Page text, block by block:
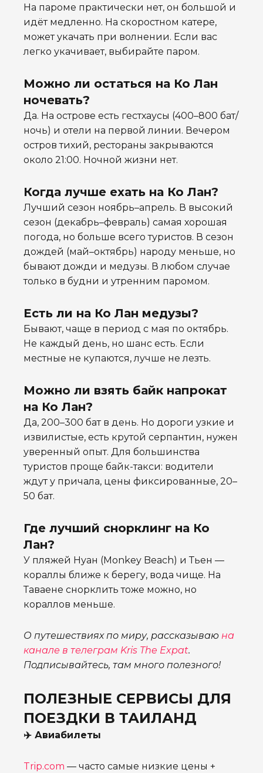
На пароме практически нет, он большой и
идёт медленно. На скоростном катере,
может укачать при волнении. Если вас
легко укачивает, выбирайте паром.
Можно ли остаться на Ко Лан
ночевать?
Да. На острове есть гестхаусы (400–800 бат/
ночь) и отели на первой линии. Вечером
остров тихий, рестораны закрываются
около 21:00. Ночной жизни нет.
Когда лучше ехать на Ко Лан?
Лучший сезон ноябрь–апрель. В высокий
сезон (декабрь–февраль) самая хорошая
погода, но больше всего туристов. В сезон
дождей (май–октябрь) народу меньше, но
бывают дожди и медузы. В любом случае
только в будни и утренним паромом.
Есть ли на Ко Лан медузы?
Бывают, чаще в период с мая по октябрь.
Не каждый день, но шанс есть. Если
местные не купаются, лучше не лезть.
Можно ли взять байк напрокат
на Ко Лан?
Да, 200–300 бат в день. Но дороги узкие и
извилистые, есть крутой серпантин, нужен
уверенный опыт. Для большинства
туристов проще байк-такси: водители
ждут у причала, цены фиксированные, 20–
50 бат.
Где лучший снорклинг на Ко
Лан?
У пляжей Нуан (Monkey Beach) и Тьен —
кораллы ближе к берегу, вода чище. На
Таваене снорклить тоже можно, но
кораллов меньше.
О путешествиях по миру, рассказываю на
канале в телеграм Kris The Expat.
Подписывайтесь, там много полезного!
ПОЛЕЗНЫЕ СЕРВИСЫ ДЛЯ
ПОЕЗДКИ В ТАИЛАНД
✈️ Авиабилеты
Trip.com — часто самые низкие цены +